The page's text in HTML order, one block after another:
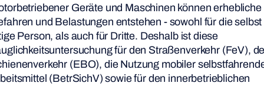
Geräte und Maschinen können erhebliche
und Belastungen entstehen - sowohl für die selbst
Person, als auch für Dritte. Deshalb ist diese
für den Straßenverkehr (FeV),
(EBO), die Nutzung mobiler
(BetrSichV) sowie für den innerbetrieblichen